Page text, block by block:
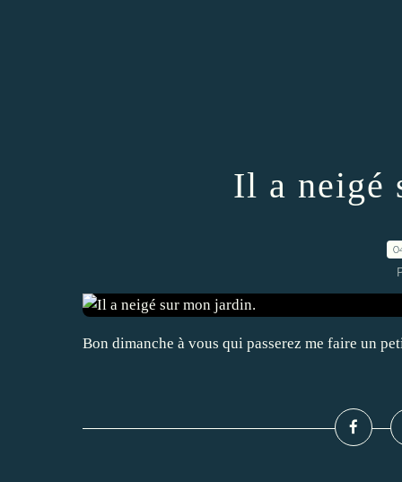
Il a neigé
Bon dimanche à vous qui passerez me faire un